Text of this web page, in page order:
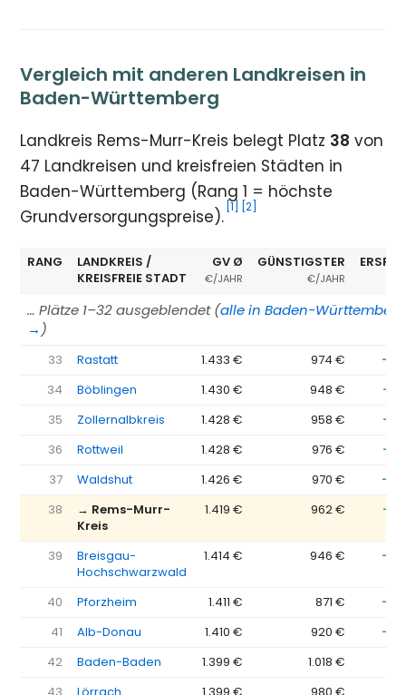
Vergleich mit anderen Landkreisen in
Baden-Württemberg
Landkreis Rems-Murr-Kreis belegt Platz 38 von
47 Landkreisen und kreisfreien Städten in
Baden-Württemberg (Rang 1 = höchste
Grundversorgungspreise). [1] [2]
RANG
LANDKREIS /
KREISFREIE STADT
GV Ø
€/JAHR
GÜNSTIGSTER
€/JAHR
… Plätze 1–32 ausgeblendet (alle in Baden-Württemberg
→ )
33 Rastatt 1.433 € 974 €
34
Böblingen 1.430 € 948 €
35
Zollernalbkreis 1.428 € 958 €
36
Rottweil 1.428 € 976 €
37
Waldshut 1.426 € 970 €
38
→ Rems-Murr-
Kreis
1.419 € 962 €
39
Breisgau-
Hochschwarzwald
1.414 € 946 €
40 Pforzheim 1.411 € 871 €
41
Alb-Donau 1.410 € 920 €
42
Baden-Baden 1.399 € 1.018 €